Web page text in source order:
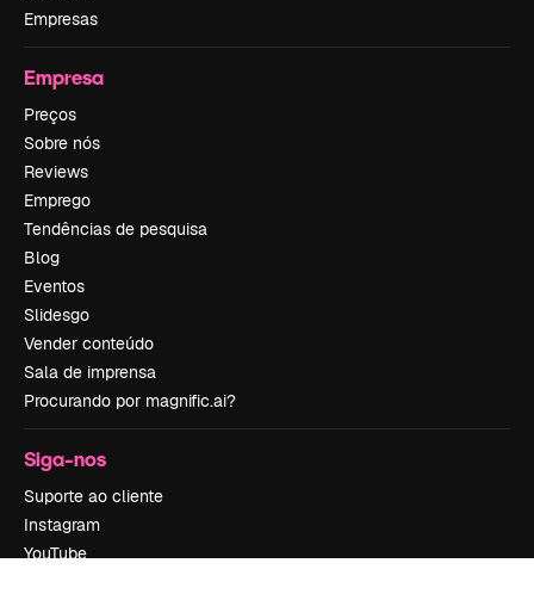
Empresas
Empresa
Preços
Sobre nós
Reviews
Emprego
Tendências de pesquisa
Blog
Eventos
Slidesgo
Vender conteúdo
Sala de imprensa
Procurando por magnific.ai?
Siga-nos
Suporte ao cliente
Instagram
YouTube